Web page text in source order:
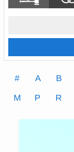
# A B
M
P R